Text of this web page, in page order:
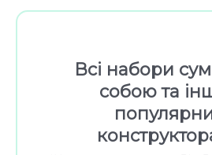
Всі набори
собою та